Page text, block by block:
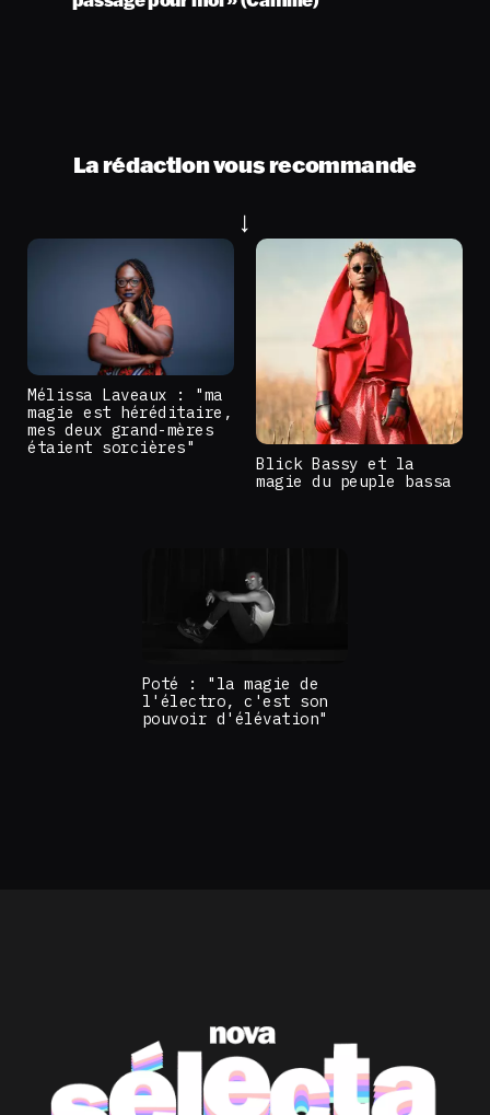
La rédaction vous recommande
Mélissa Laveaux : "ma
magie est héréditaire,
mes deux grand-mères
étaient sorcières"
Blick Bassy et la
magie du peuple bassa
Poté : "la magie de
l'électro, c'est son
pouvoir d'élévation"